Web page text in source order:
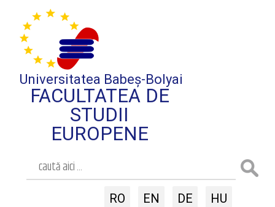
Universitatea Babeș-Bolyai
FACULTATEA DE
STUDII
EUROPENE
RO EN DE HU